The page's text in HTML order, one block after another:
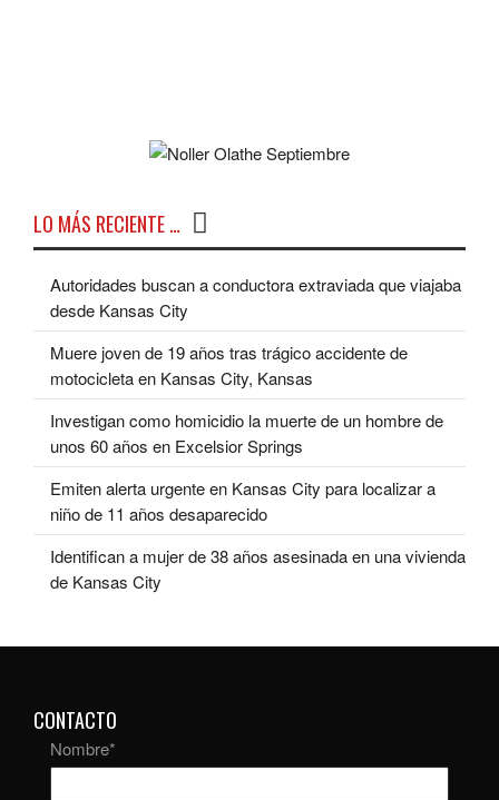
LO MÁS RECIENTE …
Autoridades buscan a conductora extraviada que viajaba
desde Kansas City
Muere joven de 19 años tras trágico accidente de
motocicleta en Kansas City, Kansas
Investigan como homicidio la muerte de un hombre de
unos 60 años en Excelsior Springs
Emiten alerta urgente en Kansas City para localizar a
niño de 11 años desaparecido
Identifican a mujer de 38 años asesinada en una vivienda
de Kansas City
CONTACTO
Nombre*